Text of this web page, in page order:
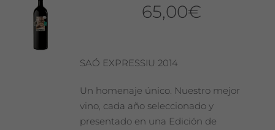
65,00€
SAÓ EXPRESSIU 2014
Un homenaje único. Nuestro mejor
vino, cada año seleccionado y
presentado en una Edición de